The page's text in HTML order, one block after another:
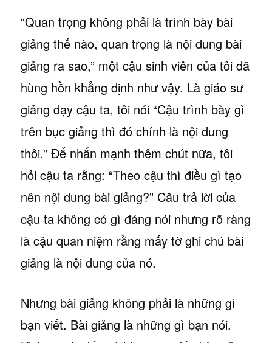
“Quan trọng không phải là trình bày bài
giảng thế nào, quan trọng là nội dung bài
giảng ra sao,” một cậu sinh viên của tôi đã
hùng hồn khẳng định như vậy. Là giáo sư
giảng dạy cậu ta, tôi nói “Cậu trình bày gì
trên bục giảng thì đó chính là nội dung
thôi.” Để nhấn mạnh thêm chút nữa, tôi
hỏi cậu ta rằng: “Theo cậu thì điều gì tạo
nên nội dung bài giảng?” Câu trả lời của
cậu ta không có gì đáng nói nhưng rõ ràng
là cậu quan niệm rằng mấy tờ ghi chú bài
giảng là nội dung của nó.
Nhưng bài giảng không phải là những gì
bạn viết. Bài giảng là những gì bạn nói.